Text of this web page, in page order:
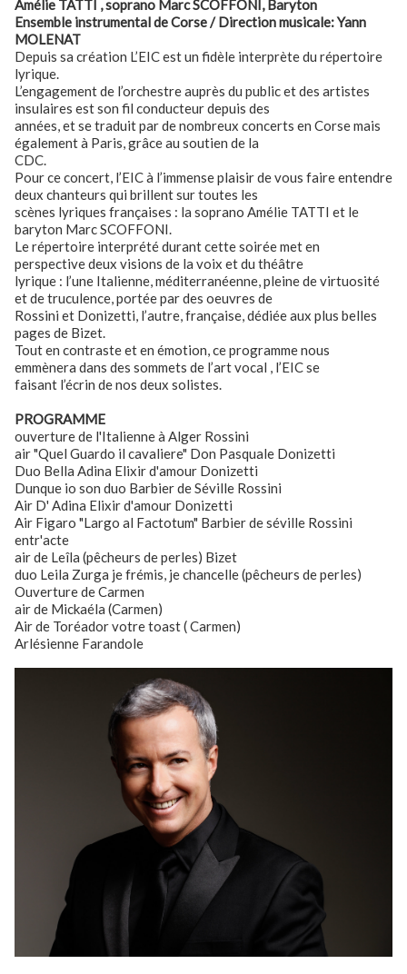
Amélie TATTI , soprano Marc SCOFFONI, Baryton
Ensemble instrumental de Corse / Direction musicale: Yann
MOLENAT
Depuis sa création L’EIC est un fidèle interprète du répertoire
lyrique.
L’engagement de l’orchestre auprès du public et des artistes
insulaires est son fil conducteur depuis des
années, et se traduit par de nombreux concerts en Corse mais
également à Paris, grâce au soutien de la
CDC.
Pour ce concert, l’EIC à l’immense plaisir de vous faire entendre
deux chanteurs qui brillent sur toutes les
scènes lyriques françaises : la soprano Amélie TATTI et le
baryton Marc SCOFFONI.
Le répertoire interprété durant cette soirée met en
perspective deux visions de la voix et du théâtre
lyrique : l’une Italienne, méditerranéenne, pleine de virtuosité
et de truculence, portée par des oeuvres de
Rossini et Donizetti, l’autre, française, dédiée aux plus belles
pages de Bizet.
Tout en contraste et en émotion, ce programme nous
emmènera dans des sommets de l’art vocal , l’EIC se
faisant l’écrin de nos deux solistes.
PROGRAMME
ouverture de l'Italienne à Alger Rossini
air "Quel Guardo il cavaliere" Don Pasquale Donizetti
Duo Bella Adina Elixir d'amour Donizetti
Dunque io son duo Barbier de Séville Rossini
Air D' Adina Elixir d'amour Donizetti
Air Figaro "Largo al Factotum" Barbier de séville Rossini
entr'acte
air de Leîla (pêcheurs de perles) Bizet
duo Leila Zurga je frémis, je chancelle (pêcheurs de perles)
Ouverture de Carmen
air de Mickaéla (Carmen)
Air de Toréador votre toast ( Carmen)
Arlésienne Farandole